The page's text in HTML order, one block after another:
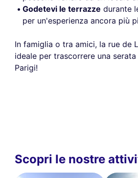
Godetevi le terrazze durante
per un'esperienza ancora più
In famiglia o tra amici, la rue de
ideale per trascorrere una
Parigi!
Scopri le nostre